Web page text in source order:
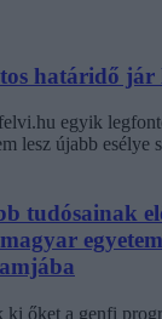
határidő jár
egyik
lesz újabb esélye
tudósainak
ki őket a genfi